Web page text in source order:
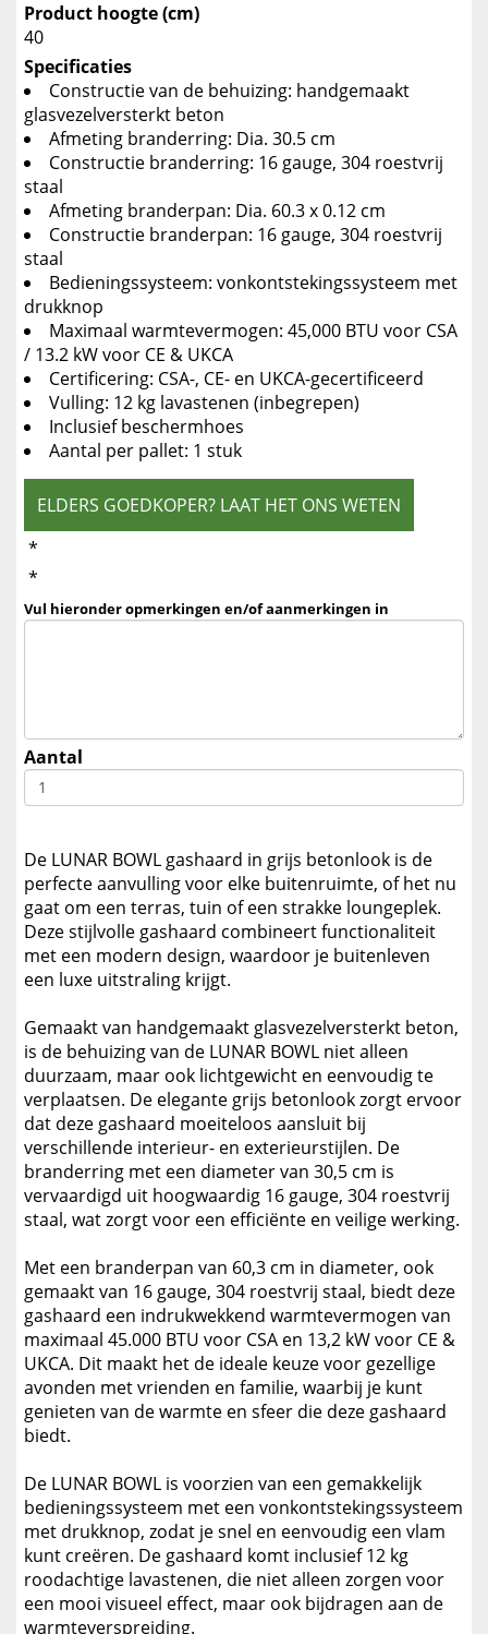
Product hoogte (cm)
40
Specificaties
Constructie van de behuizing: handgemaakt
glasvezelversterkt beton
Afmeting branderring: Dia. 30.5 cm
Constructie branderring: 16 gauge, 304 roestvrij
staal
Afmeting branderpan: Dia. 60.3 x 0.12 cm
Constructie branderpan: 16 gauge, 304 roestvrij
staal
Bedieningssysteem: vonkontstekingssysteem met
drukknop
Maximaal warmtevermogen: 45,000 BTU voor CSA
/ 13.2 kW voor CE & UKCA
Certificering: CSA-, CE- en UKCA-gecertificeerd
Vulling: 12 kg lavastenen (inbegrepen)
Inclusief beschermhoes
Aantal per pallet: 1 stuk
ELDERS GOEDKOPER? LAAT HET ONS WETEN
*
*
Vul hieronder opmerkingen en/of aanmerkingen in
Aantal
De LUNAR BOWL gashaard in grijs betonlook is de
perfecte aanvulling voor elke buitenruimte, of het nu
gaat om een terras, tuin of een strakke loungeplek.
Deze stijlvolle gashaard combineert functionaliteit
met een modern design, waardoor je buitenleven
een luxe uitstraling krijgt.
Gemaakt van handgemaakt glasvezelversterkt beton,
is de behuizing van de LUNAR BOWL niet alleen
duurzaam, maar ook lichtgewicht en eenvoudig te
verplaatsen. De elegante grijs betonlook zorgt ervoor
dat deze gashaard moeiteloos aansluit bij
verschillende interieur- en exterieurstijlen. De
branderring met een diameter van 30,5 cm is
vervaardigd uit hoogwaardig 16 gauge, 304 roestvrij
staal, wat zorgt voor een efficiënte en veilige werking.
Met een branderpan van 60,3 cm in diameter, ook
gemaakt van 16 gauge, 304 roestvrij staal, biedt deze
gashaard een indrukwekkend warmtevermogen van
maximaal 45.000 BTU voor CSA en 13,2 kW voor CE &
UKCA. Dit maakt het de ideale keuze voor gezellige
avonden met vrienden en familie, waarbij je kunt
genieten van de warmte en sfeer die deze gashaard
biedt.
De LUNAR BOWL is voorzien van een gemakkelijk
bedieningssysteem met een vonkontstekingssysteem
met drukknop, zodat je snel en eenvoudig een vlam
kunt creëren. De gashaard komt inclusief 12 kg
roodachtige lavastenen, die niet alleen zorgen voor
een mooi visueel effect, maar ook bijdragen aan de
warmteverspreiding.